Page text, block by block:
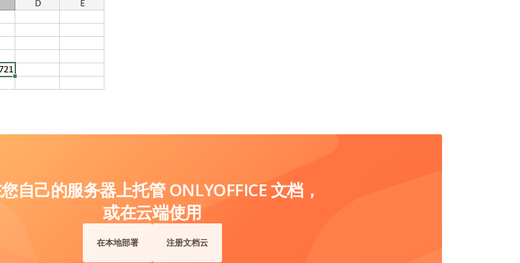
自己的服务器上托管 ONLYOFFICE 文档，
或在云端使用
在本地部署 注册文档云